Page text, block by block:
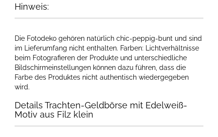
Hinweis:
Die Fotodeko gehören natürlich chic-peppig-bunt und sind
im Lieferumfang nicht enthalten. Farben: Lichtverhältnisse
beim Fotografieren der Produkte und unterschiedliche
Bildschirmeinstellungen können dazu führen, dass die
Farbe des Produktes nicht authentisch wiedergegeben
wird.
Details Trachten-Geldbörse mit Edelweiß-
Motiv aus Filz klein